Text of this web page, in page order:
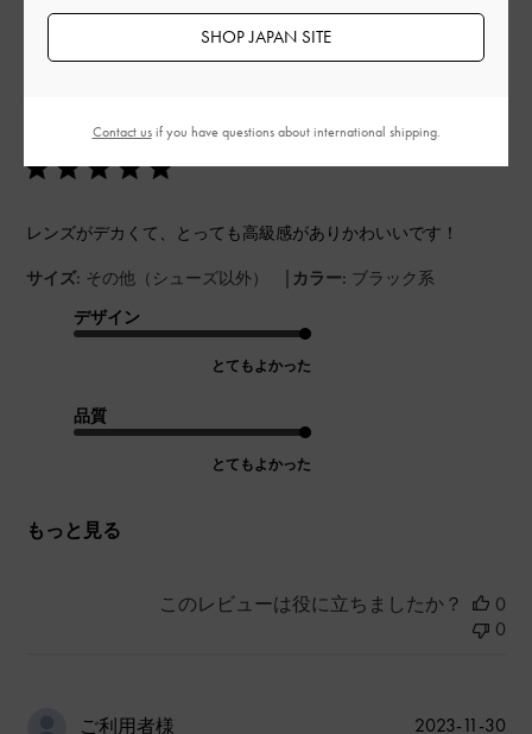
かわいい！
レンズがデカくて、とっても高級感がありかわいいです！
サイズ: その他（シューズ以外） | カラー: ブラック系
デザイン
とてもよかった
品質
とてもよかった
もっと見る
このレビューは役に立ちましたか？
0
0
ご利用者様
公
2023-11-30
SHOP JAPAN SITE
Contact usif you have questions about international shipping.